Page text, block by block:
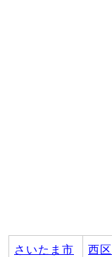
さいたま市 西区